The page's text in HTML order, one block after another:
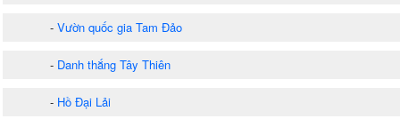
- Vườn quốc gia Tam Đảo
- Danh thắng Tây Thiên
- Hồ Đại Lải